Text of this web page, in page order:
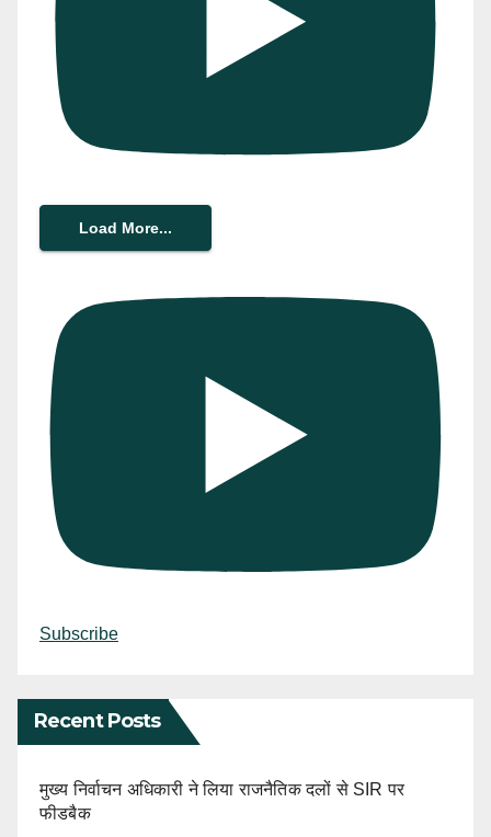
Load More...
Subscribe
Recent Posts
मुख्य निर्वाचन अधिकारी ने लिया राजनैतिक दलों से SIR पर
फीडबैक